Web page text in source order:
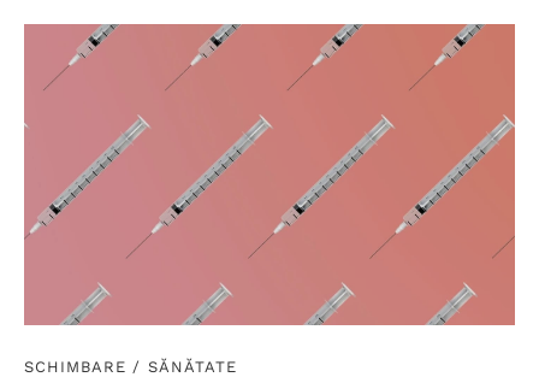
SCHIMBARE / SĂNĂTATE